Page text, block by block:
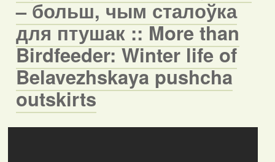
– больш, чым сталоўка
для птушак :: More than
Birdfeeder: Winter life of
Belavezhskaya pushcha
outskirts